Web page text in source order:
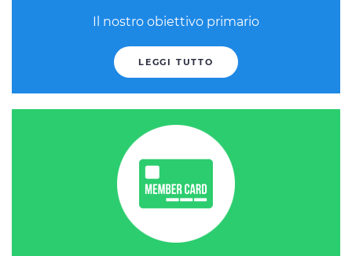
Il nostro obiettivo primario
LEGGI TUTTO